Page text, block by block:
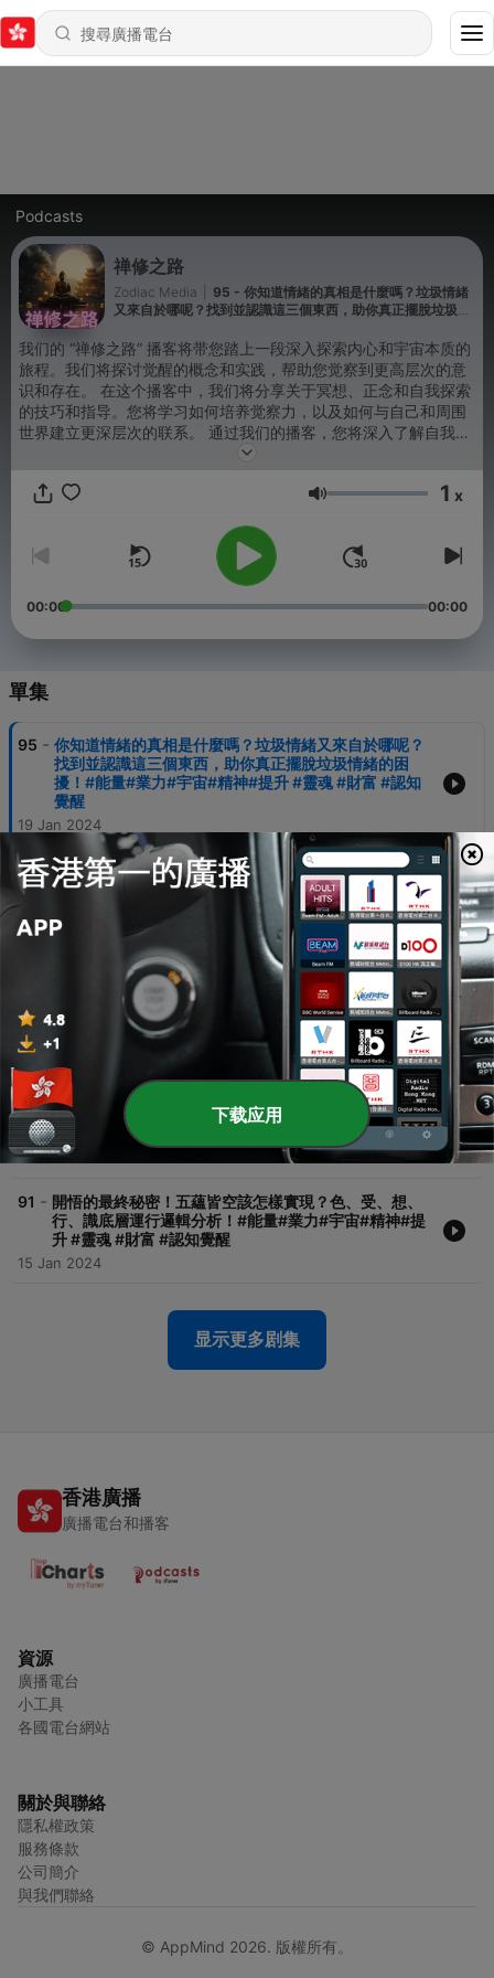
Podcasts
禅修之路
Zodiac Media
95 - 你知道情緒的真相是什麼嗎？垃圾情緒
又來自於哪呢？找到並認識這三個東西，助你真正擺脫垃圾情
覺醒
我们的 “禅修之路” 播客将带您踏上一段深入探索内心和宇宙本质的
旅程。我们将探讨觉醒的概念和实践，帮助您觉察到更高层次的意
识和存在。 在这个播客中，我们将分享关于冥想、正念和自我探索
的技巧和指导。您将学习如何培养觉察力，以及如何与自己和周围
世界建立更深层次的联系。 通过我们的播客，您将深入了解自我觉
醒的重要性，以及如何将这种觉醒的意识融入到日常生活中。让我
音量 1 x
00:00 00:00
單集
95 - 你知道情緒的真相是什麼嗎？垃圾情緒又來自於哪呢？
找到並認識這三個東西，助你真正擺脫垃圾情緒的困
擾！#能量#業力#宇宙#精神#提升 #靈魂 #財富 #認知
覺醒
19 Jan 2024
94 - 99%的人都沒有注意到的問題，為什麼說人生實苦？我
們受苦的根源在哪里？又該如何破解它呢？#能量#業力
#宇宙#精神#提升 #靈魂 #財富 #認知覺醒
18 Jan 2024
你知道楞嚴經究竟講的什麼嗎？為什麼說開悟要讀楞嚴
經？它的核心法門是什麼？這個視頻幫你徹底弄懂它的
核心要義！#能量#業力#宇宙#精神#提升 #靈魂 #財富
#認知覺醒
17 Jan 2024
92 -
你知道潛意識的威力有多大嗎？超90%的人都被它困住
了！扭轉你人生的關鍵卡點，從轉變潛意識開始！#能
量#業力#宇宙#精神#提升 #靈魂 #財富 #認知覺醒
16 Jan 2024
91 - 開悟的最終秘密！五蘊皆空該怎樣實現？色、受、想、
行、識底層運行邏輯分析！#能量#業力#宇宙#精神#提
升 #靈魂 #財富 #認知覺醒
15 Jan 2024
显示更多剧集
香港廣播
廣播電台和播客
資源
廣播電台
小工具
各國電台網站
關於與聯絡
隱私權政策
服務條款
公司簡介
與我們聯絡
© AppMind 2026. 版權所有。
下载应用